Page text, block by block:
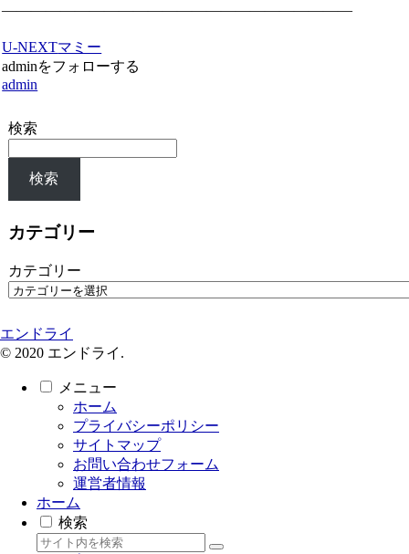
————————————————————————
U-NEXTマミー
adminをフォローする
admin
検索
検索
カテゴリー
カテゴリー
エンドライ
© 2020 エンドライ.
メニュー
ホーム
プライバシーポリシー
サイトマップ
お問い合わせフォーム
運営者情報
ホーム
検索